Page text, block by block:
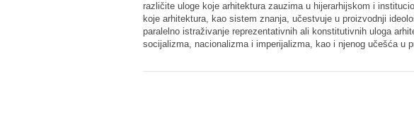
različite uloge koje arhitektura zauzima u hijerarhijskom i
koje arhitektura, kao sistem znanja, učestvuje u proizvodnji
paralelno istraživanje reprezentativnih ali konstitutivnih uloga
socijalizma, nacionalizma i imperijalizma, kao i njenog učešća u